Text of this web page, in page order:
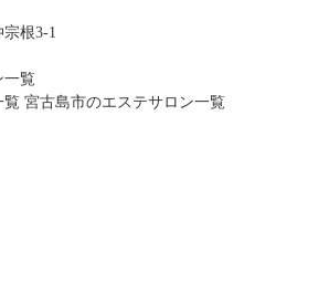
根3-1
一覧
覧 宮古島市のエステサロン一覧